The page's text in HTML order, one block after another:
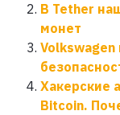
В Tether
монет
Хакерские
Bitcoin.